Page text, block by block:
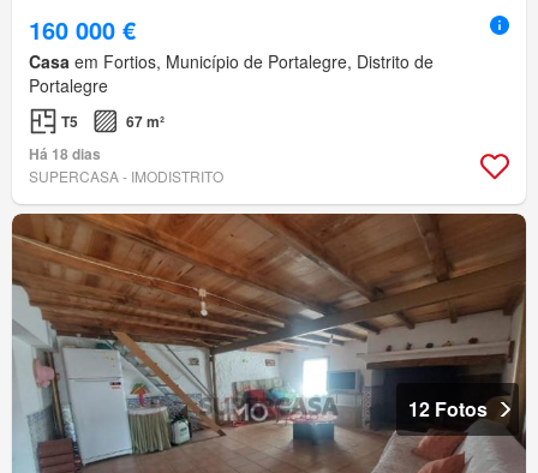
160 000 €
Casa em Fortios, Município de Portalegre, Distrito de
Portalegre
T5
67 m²
Há 18 dias
SUPERCASA - IMODISTRITO
12 Fotos